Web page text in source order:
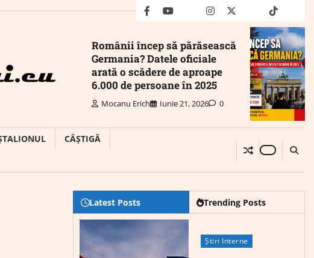
facebookyoutubeMailinstagram
twitter truthtiktok
Românii încep să părăsească
Germania? Datele oficiale
arată o scădere de aproape
6.000 de persoane în 2025
Mocanu Erich Iunie 21, 2026 0
CÂȘTIGĂ
Latest Posts Trending Posts
Știri Interne